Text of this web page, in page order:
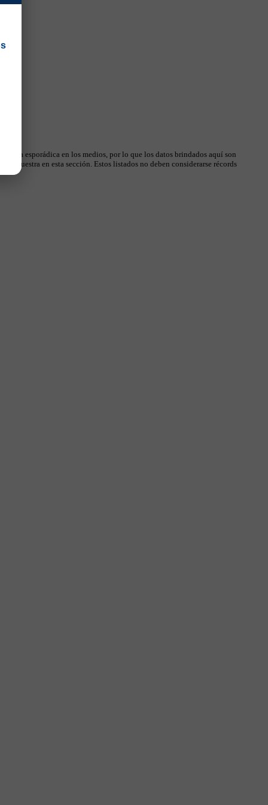
esporádica en los medios, por lo que los datos brindados aquí son
muestra en esta sección. Estos listados no deben considerarse récords